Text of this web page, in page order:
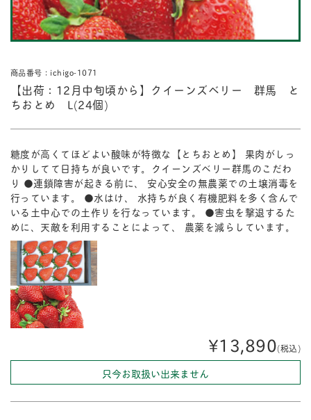
商品番号：ichigo-1071
【出荷：12月中旬頃から】クイーンズベリー 群馬 と
ちおとめ L(24個)
糖度が高くてほどよい酸味が特徴な【とちおとめ】 果肉がしっ
かりしてて日持ちが良いです。クイーンズベリー群馬のこだわ
り ●連鎖障害が起きる前に、 安心安全の無農薬での土壌消毒を
行っています。 ●水はけ、 水持ちが良く有機肥料を多く含んで
いる土中心での土作りを行なっています。 ●害虫を撃退するた
めに、天敵を利用することによって、 農薬を減らしています。
¥13,890(税込)
只今お取扱い出来ません